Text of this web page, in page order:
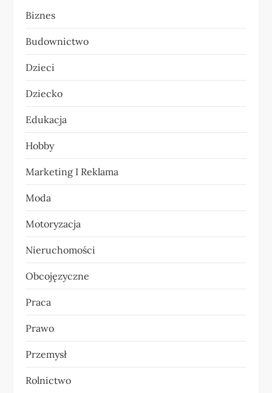
c
j
a
w
p
i
s
u
Biznes
Budownictwo
Dzieci
Dziecko
Edukacja
Hobby
Marketing I Reklama
Moda
Motoryzacja
Nieruchomości
Obcojęzyczne
Praca
Prawo
Przemysł
Rolnictwo